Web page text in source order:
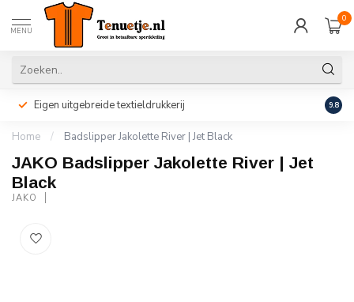
MENU
0
Eigen uitgebreide textieldrukkerij 9.8
Home / Badslipper Jakolette River | Jet Black
JAKO Badslipper Jakolette River | Jet
Black
JAKO